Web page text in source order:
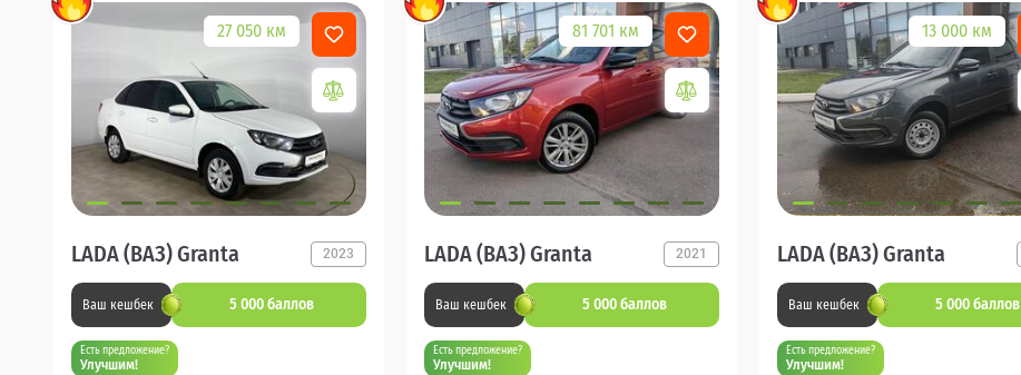
27 050 км
LADA (ВАЗ) Granta 2023
Ваш кешбек 5 000 баллов
Есть предложение?
Улучшим!
81 701 км
LADA (ВАЗ) Granta 2021
Ваш кешбек 5 000 баллов
Есть предложение?
Улучшим!
13 000 км
LADA (ВАЗ) Granta
Ваш кешбек 5 000 баллов
Есть предложение?
Улучшим!